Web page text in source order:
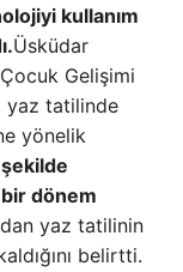
kullanım
Üsküdar
Gelişimi
yaz tatilinde
yönelik
dönem
yaz tatilinin
belirtti.